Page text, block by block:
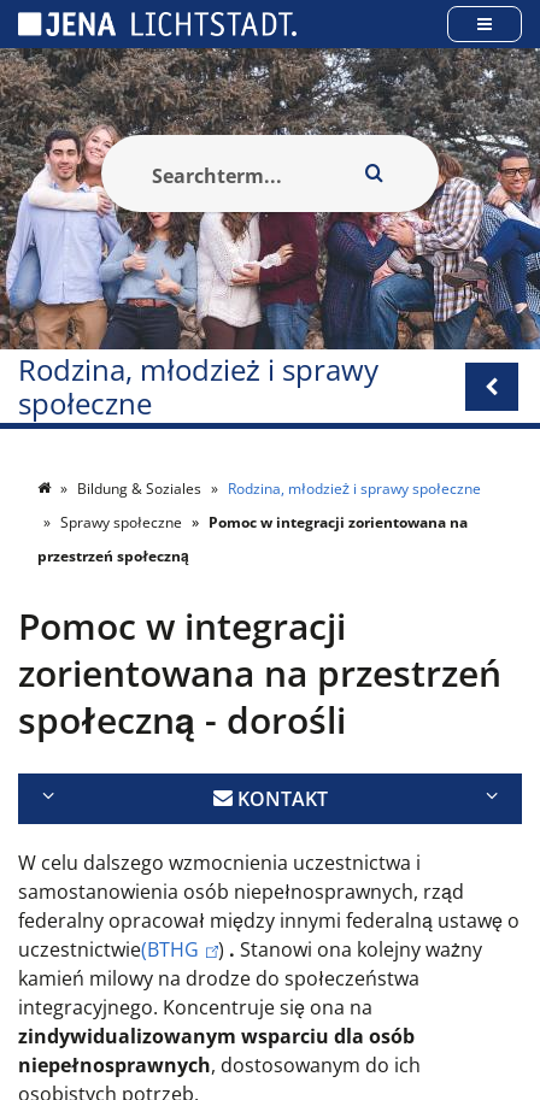
Rodzina, młodzież i sprawy
społeczne
Bildung & Soziales
Rodzina, młodzież i sprawy społeczne
Sprawy społeczne
Pomoc w integracji zorientowana na
przestrzeń społeczną
Pomoc w integracji
zorientowana na przestrzeń
społeczną - dorośli
KONTAKT
W celu dalszego wzmocnienia uczestnictwa i
samostanowienia osób niepełnosprawnych, rząd
federalny opracował między innymi federalną ustawę o
uczestnictwie(BTHG ) . Stanowi ona kolejny ważny
kamień milowy na drodze do społeczeństwa
integracyjnego. Koncentruje się ona na
zindywidualizowanym wsparciu dla osób
niepełnosprawnych, dostosowanym do ich
osobistych potrzeb.
Panel zarządzania plikami cookies